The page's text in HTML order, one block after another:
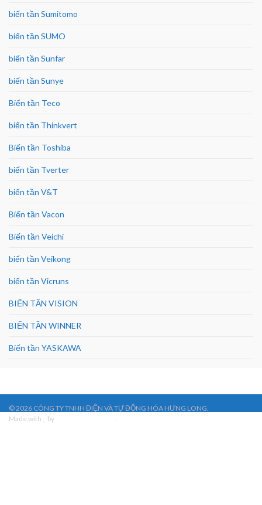
biến tần Sumitomo
biến tần SUMO
biến tần Sunfar
biến tần Sunye
Biến tần Teco
biến tần Thinkvert
Biến tần Toshiba
biến tần Tverter
biến tần V&T
Biến tần Vacon
Biến tần Veichi
biến tần Veikong
biến tần Vicruns
BIẾN TẦN VISION
BIẾN TẦN WINNER
Biến tần YASKAWA
© 2026 CÔNG TY TNHH ĐIỆN VÀ TỰ ĐỘNG HÓA HƯNG LONG.
Made with
by